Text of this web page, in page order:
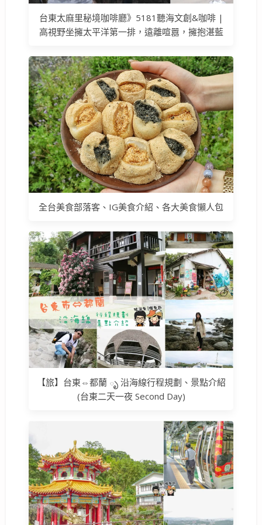
台東太麻里秘境咖啡廳》5181聽海文創&咖啡 |
高視野坐擁太平洋第一排，遠離喧囂，擁抱湛藍
全台美食部落客、IG美食介紹、各大美食懶人包
【旅】台東⇔都蘭 ృ 沿海線行程規劃、景點介紹
(台東二天一夜 Second Day)